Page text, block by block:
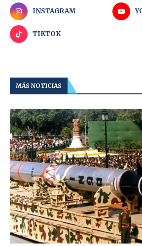
INSTAGRAM
TIKTOK
MÁS NOTICIAS